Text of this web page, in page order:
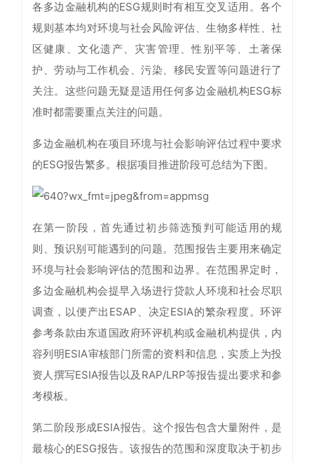
各多边金融机构的ESG规则时有相互交叉适用。各个
规则基本均对环境与社会风险评估、生物多样性、社
区健康、文化遗产、灾害管理、性别平等、土著保
护、劳动与工作机会、污染、移民安置等问题进行了
关注。这些问题无疑是适用任何多边金融机构ESG标
准时都需要重点关注的问题。
多边金融机构在项目环境与社会影响评估过程中要求
的ESG报告繁多。根据项目推进阶段可总结为下图。
在第一阶段，首先通过初步筛选预判可能适用的规
则、预识别可能遇到的问题。范围报告主要用来确定
环境与社会影响评估的范围和边界。在范围界定时，
多边金融机构会提早入场进行贷款人环境和社会尽职
调查，以便产出ESAP、决定ESIA的繁杂程度。环评
参考条款由东道国政府环评机构或金融机构提供，内
容列明ESIA审核部门所需的资料和信息，实质上为投
资人撰写ESIA报告以及RAP/LRP等报告提出要求和参
考模板。
第二阶段形成ESIA报告。这个报告包含大量附件，是
最核心的ESG报告。该报告的范围和深度取决于初步